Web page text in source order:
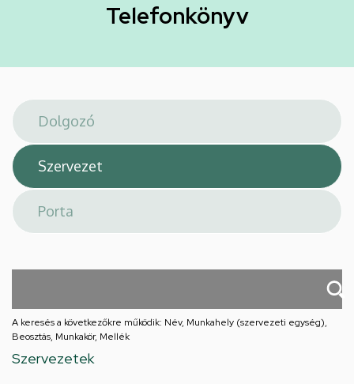
hely
Telefonkönyv
A keresés a következőkre működik: Név, Munkahely (szervezeti egység),
Beosztás, Munkakör, Mellék
Szervezetek